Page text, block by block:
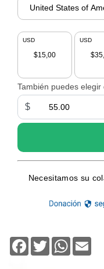
Facebook
TwitterWhatsApp